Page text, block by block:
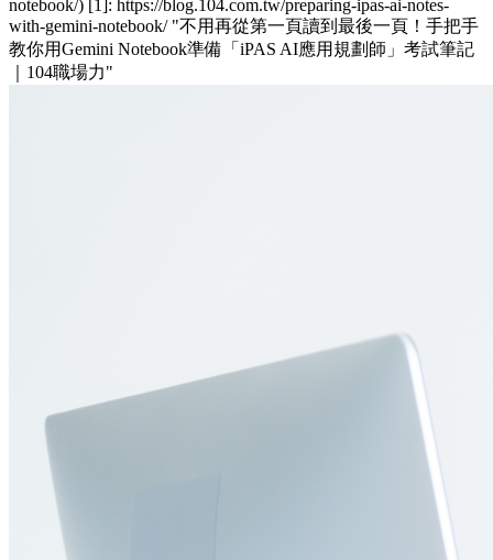
notebook/) [1]: https://blog.104.com.tw/preparing-ipas-ai-notes-
with-gemini-notebook/ "不用再從第一頁讀到最後一頁！手把手
教你用Gemini Notebook準備「iPAS AI應用規劃師」考試筆記
｜104職場力"